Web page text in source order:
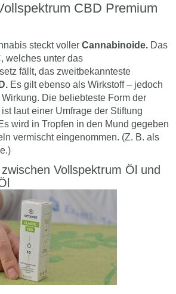
CBD Premium
steckt voller Cannabinoide. Das
welches unter das
fällt, das zweitbekannteste
Es gilt ebenso als Wirkstoff – jedoch
Die beliebteste Form der
ist laut einer Umfrage der Stiftung
wird in Tropfen in den Mund gegeben
vermischt eingenommen. (Z. B. als
Vollspektrum Öl und